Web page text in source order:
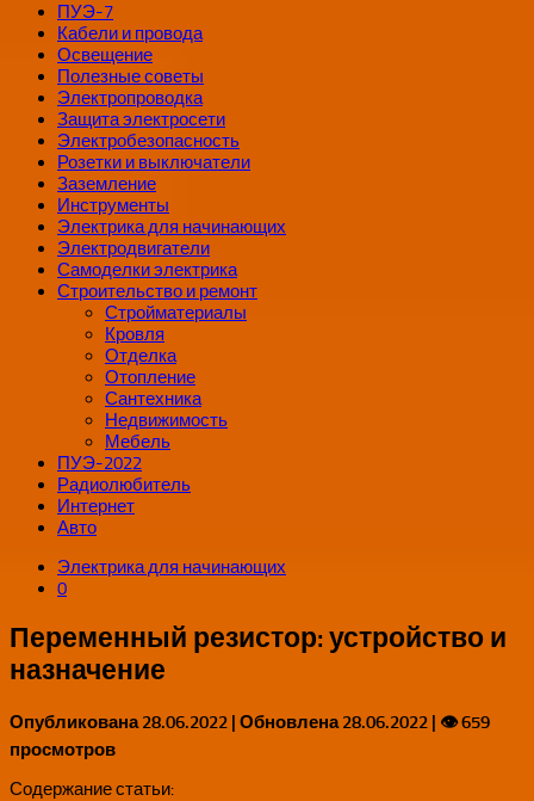
ПУЭ-7
Кабели и провода
Освещение
Полезные советы
Электропроводка
Защита электросети
Электробезопасность
Розетки и выключатели
Заземление
Инструменты
Электрика для начинающих
Электродвигатели
Самоделки электрика
Строительство и ремонт
Стройматериалы
Кровля
Отделка
Отопление
Сантехника
Недвижимость
Мебель
ПУЭ-2022
Радиолюбитель
Интернет
Авто
Электрика для начинающих
0
Переменный резистор: устройство и
назначение
Опубликована28.06.2022 | Обновлена28.06.2022 | 👁 659
просмотров
Содержание статьи: